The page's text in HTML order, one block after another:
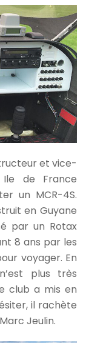
et vice-
Ile de France
un MCR-4S.
en Guyane
par un Rotax
8 ans par les
voyager. En
plus très
club a mis en
il rachète
Jeulin.